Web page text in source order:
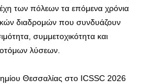
των πόλεων τα επόμενα χρόνια
διαδρομών που συνδυάζουν
συμμετοχικότητα και
λύσεων.
Θεσσαλίας στο ICSSC 2026